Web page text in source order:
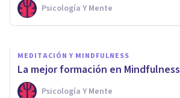
Psicología Y Mente
Psicología Y Mente
MEDITACIÓN Y MINDFULNESS
La mejor formación en Mindfulness
Psicología Y Mente